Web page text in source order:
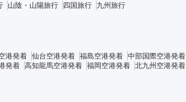
山陰・山陽旅行 四国旅行 九州旅行
港発着 仙台空港発着 福島空港発着 中部国際空港発着
発着 高知龍馬空港発着 福岡空港発着 北九州空港発着